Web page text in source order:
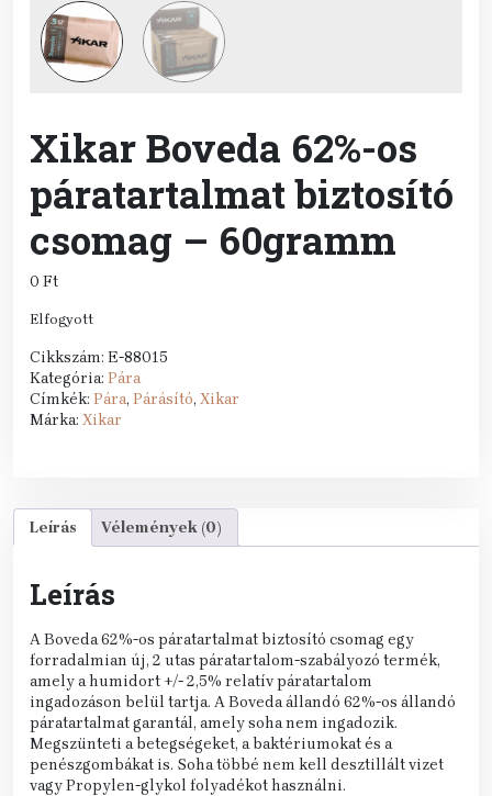
Xikar Boveda 62%-os
páratartalmat biztosító
csomag – 60gramm
0 Ft
Elfogyott
Cikkszám: E-88015
Kategória: Pára
Címkék: Pára, Párásító, Xikar
Márka: Xikar
Leírás Vélemények (0)
Leírás
A Boveda 62%-os páratartalmat biztosító csomag egy
forradalmian új, 2 utas páratartalom-szabályozó termék,
amely a humidort +/- 2,5% relatív páratartalom
ingadozáson belül tartja. A Boveda állandó 62%-os állandó
páratartalmat garantál, amely soha nem ingadozik.
Megszünteti a betegségeket, a baktériumokat és a
penészgombákat is. Soha többé nem kell desztillált vizet
vagy Propylen-glykol folyadékot használni.